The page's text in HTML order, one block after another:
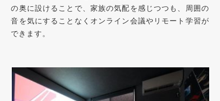
の奥に設けることで、家族の気配を感じつつも、周囲の
音を気にすることなくオンライン会議やリモート学習が
できます。